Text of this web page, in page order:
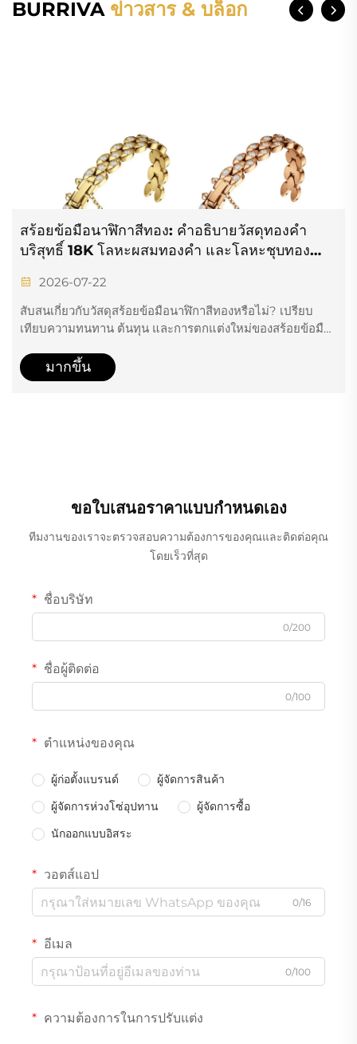
BURRIVA ข่าวสาร & บล็อก
สร้อยข้อมือนาฬิกาสีทอง: คำอธิบายวัสดุทองคำ
บริสุทธิ์ 18K โลหะผสมทองคำ และโลหะชุบทอง
2026-07-22
สับสนเกี่ยวกับวัสดุสร้อยข้อมือนาฬิกาสีทองหรือไม่? เปรียบ
เทียบความทนทาน ต้นทุน และการตกแต่งใหม่ของสร้อยข้อมือ
นาฬิกาชุบทอง ค้นพบข้อมูลเชิงลึกเกี่ยวกับการผลิตแบบกำหนด
เองสำหรับแบรนด์
มากขึ้น
ขอใบเสนอราคาแบบกำหนดเอง
ทีมงานของเราจะตรวจสอบความต้องการของคุณและติดต่อคุณ
โดยเร็วที่สุด
ชื่อบริษัท
0/200
ชื่อผู้ติดต่อ
0/100
ตำแหน่งของคุณ
ผู้ก่อตั้งแบรนด์
ผู้จัดการสินค้า
ผู้จัดการห่วงโซ่อุปทาน
ผู้จัดการซื้อ
นักออกแบบอิสระ
วอตส์แอป
0/16
อีเมล
0/100
ความต้องการในการปรับแต่ง